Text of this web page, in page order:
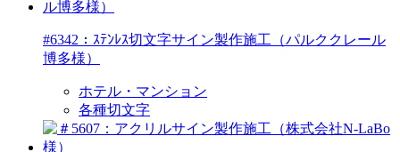
#6342：ｽﾃﾝﾚｽ切文字サイン製作施工（パルククレール
博多様）
ホテル・マンション
各種切文字